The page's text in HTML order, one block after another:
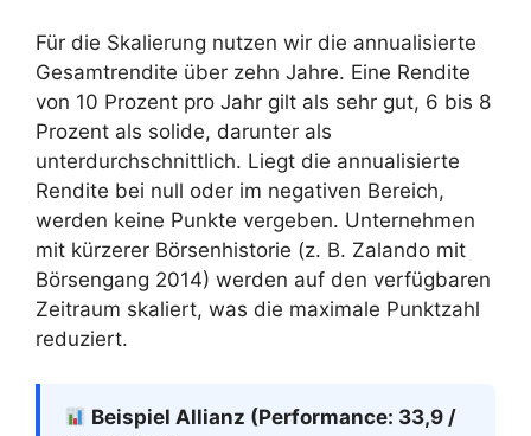
Für die Skalierung nutzen wir die annualisierte
Gesamtrendite über zehn Jahre. Eine Rendite
von 10 Prozent pro Jahr gilt als sehr gut, 6 bis 8
Prozent als solide, darunter als
unterdurchschnittlich. Liegt die annualisierte
Rendite bei null oder im negativen Bereich,
werden keine Punkte vergeben. Unternehmen
mit kürzerer Börsenhistorie (z. B. Zalando mit
Börsengang 2014) werden auf den verfügbaren
Zeitraum skaliert, was die maximale Punktzahl
reduziert.
Beispiel Allianz (Performance: 33,9 /